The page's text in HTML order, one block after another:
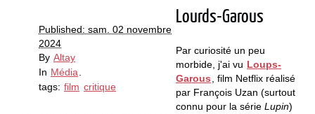
Published: sam. 02 novembre
2024
By Altay
In Média
tags: film critique
Lourds-Garous
Par curiosité un peu
morbide, j'ai vu Loups-
Garous
, film Netflix réalisé
par François Uzan (surtout
connu pour la série Lupin)